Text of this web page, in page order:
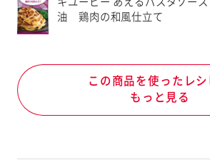
キユーピー あえるパスタソー
油 鶏肉の和風仕立て
この商品を使ったレシ
もっと見る